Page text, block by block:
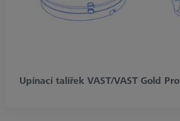
Upínací talířek VAST/VAST Gold Pro